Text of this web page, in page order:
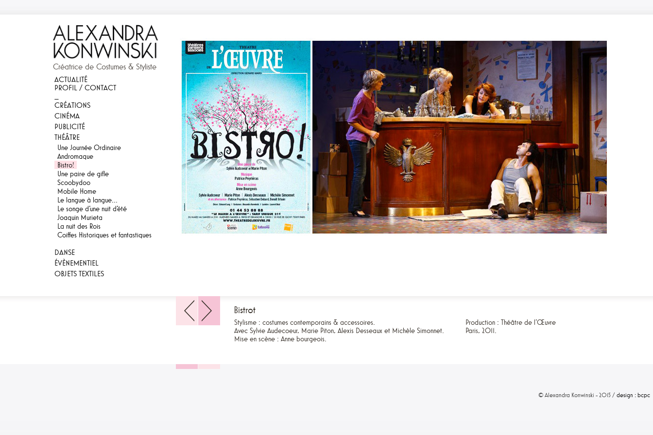
© Alexandra Konwinski - 2015 / design : bcpc
Créatrice de Costumes & Styliste
ACTUALITÉ
PROFIL / CONTACT
CRÉATIONS
CINÉMA
PUBLICITÉ
THÉÂTRE
Une Journée Ordinaire
Andromaque
Bistro!
Une paire de gifle
Scoobydoo
Mobile Home
Le langue à langue...
Le songe d'une nuit d'été
Joaquin Murieta
La nuit des Rois
Coiffes Historiques et fantastiques
DANSE
ÉVÈNEMENTIEL
OBJETS TEXTILES
Bistrot
Stylisme : costumes contemporains & accessoires.
Avec Sylvie Audecoeur, Marie Piton, Alexis Desseaux et Michèle Simonnet.
Mise en scène : Anne bourgeois.
Production : Théâtre de l'Œuvre
Paris, 2011.